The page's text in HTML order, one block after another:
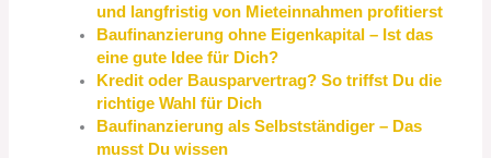
und langfristig von Mieteinnahmen profitierst
Baufinanzierung ohne Eigenkapital – Ist das
eine gute Idee für Dich?
Kredit oder Bausparvertrag? So triffst Du die
richtige Wahl für Dich
Baufinanzierung als Selbstständiger – Das
musst Du wissen